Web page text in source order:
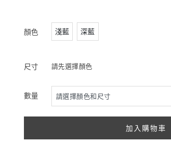
顏色 淺藍 深藍
尺寸 請先選擇顏色
數量
加入購物車